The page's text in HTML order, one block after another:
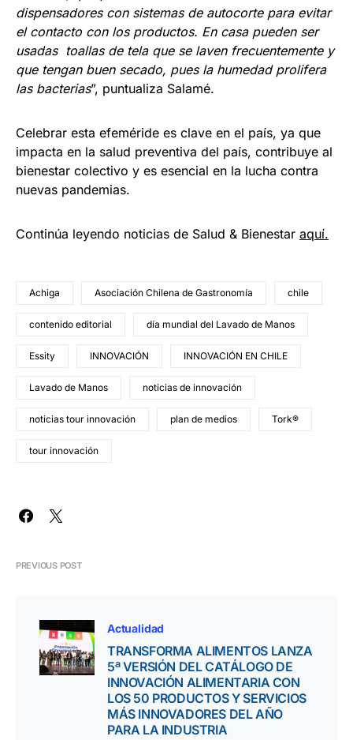
dispensadores con sistemas de autocorte para evitar
el contacto con los productos. En casa pueden ser
usadas toallas de tela que se laven frecuentemente y
que tengan buen secado, pues la humedad prolifera
las bacterias”, puntualiza Salamé.
Celebrar esta efeméride es clave en el país, ya que
impacta en la salud preventiva del país, contribuye al
bienestar colectivo y es esencial en la lucha contra
nuevas pandemias.
Continúa leyendo noticias de Salud & Bienestar aquí.
Achiga Asociación Chilena de Gastronomía chile
contenido editorial día mundial del Lavado de Manos
Essity INNOVACIÓN INNOVACIÓN EN CHILE
Lavado de Manos noticias de innovación
noticias tour innovación plan de medios Tork®
tour innovación
PREVIOUS POST
Actualidad
TRANSFORMA ALIMENTOS LANZA
5ª VERSIÓN DEL CATÁLOGO DE
INNOVACIÓN ALIMENTARIA CON
LOS 50 PRODUCTOS Y SERVICIOS
MÁS INNOVADORES DEL AÑO
PARA LA INDUSTRIA